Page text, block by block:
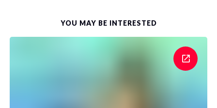
YOU MAY BE INTERESTED